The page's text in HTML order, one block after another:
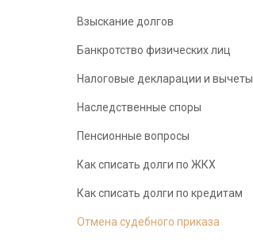
Взыскание долгов
Банкротство физических лиц
Налоговые декларации и вычеты
Наследственные споры
Пенсионные вопросы
Как списать долги по ЖКХ
Как списать долги по кредитам
Отмена судебного приказа